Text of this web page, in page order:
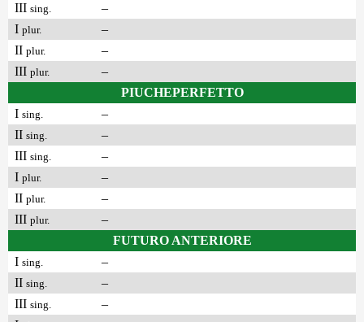
III sing.
–
I plur.
–
II plur.
–
III plur.
–
PIUCHEPERFETTO
I sing.
–
II sing.
–
III sing.
–
I plur.
–
II plur.
–
III plur.
–
FUTURO ANTERIORE
I sing.
–
II sing.
–
III sing.
–